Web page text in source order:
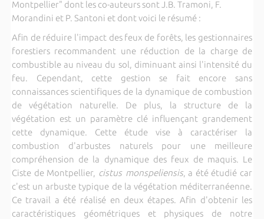
Montpellier" dont les co-auteurs sont J.B. Tramoni, F.
Morandini et P. Santoni et dont voici le résumé :
Afin de réduire l'impact des feux de forêts, les gestionnaires
forestiers recommandent une réduction de la charge de
combustible au niveau du sol, diminuant ainsi l'intensité du
feu. Cependant, cette gestion se fait encore sans
connaissances scientifiques de la dynamique de combustion
de végétation naturelle. De plus, la structure de la
végétation est un paramètre clé influençant grandement
cette dynamique. Cette étude vise à caractériser la
combustion d'arbustes naturels pour une meilleure
compréhension de la dynamique des feux de maquis. Le
Ciste de Montpellier, cistus monspeliensis, a été étudié car
c'est un arbuste typique de la végétation méditerranéenne.
Ce travail a été réalisé en deux étapes. Afin d'obtenir les
caractéristiques géométriques et physiques de notre